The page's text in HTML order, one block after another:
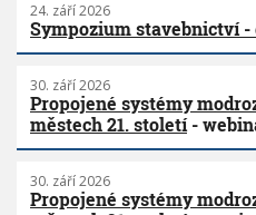
24. září 2026
Sympozium stavebnictví
30. září 2026
Propojené systémy
městech 21. století-
30. září 2026
Propojené systémy